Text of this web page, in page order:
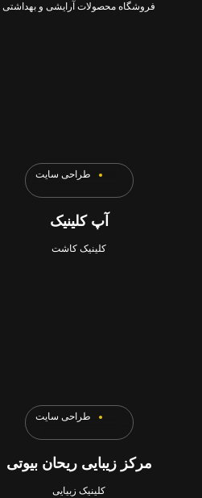
فروشگاه محصولات آرایشی و بهداشتی
طراحی سایت
آپ کلینیک
کلینیک کاشت
طراحی سایت
مرکز زیبایی ریحان بیوتی
کلینیک زبیایی